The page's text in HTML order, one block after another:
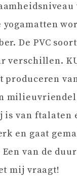
yogamatten
De PVC
verschillen.
is van ftalaten
en gaat
van de
mij vraagt!